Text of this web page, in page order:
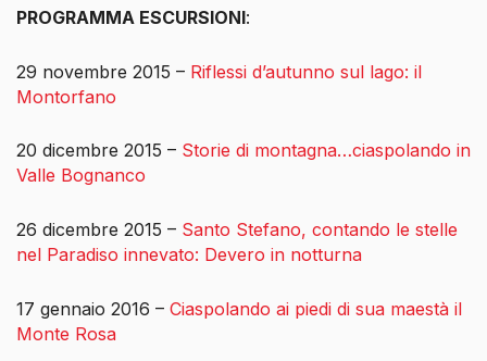
PROGRAMMA ESCURSIONI:
29 novembre 2015 – Riflessi d’autunno sul lago: il
Montorfano
20 dicembre 2015 – Storie di montagna…ciaspolando in
Valle Bognanco
26 dicembre 2015 – Santo Stefano, contando le stelle
nel Paradiso innevato: Devero in notturna
17 gennaio 2016 – Ciaspolando ai piedi di sua maestà il
Monte Rosa